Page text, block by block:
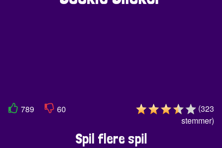
789 60 (323
stemmer)
Spil flere spil